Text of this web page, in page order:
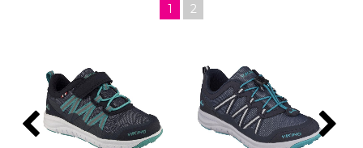
1 2